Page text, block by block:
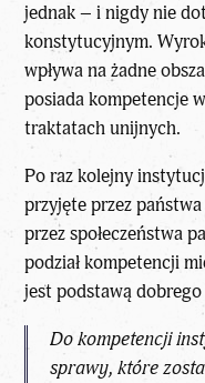
jednak – i nigdy nie
konstytucyjnym.
wpływa na żadne
posiada kompetencje
traktatach unijnych.
Po raz kolejny
przyjęte przez
przez społeczeństwa
podział kompetencji
jest podstawą
Do kompetencji
sprawy, które